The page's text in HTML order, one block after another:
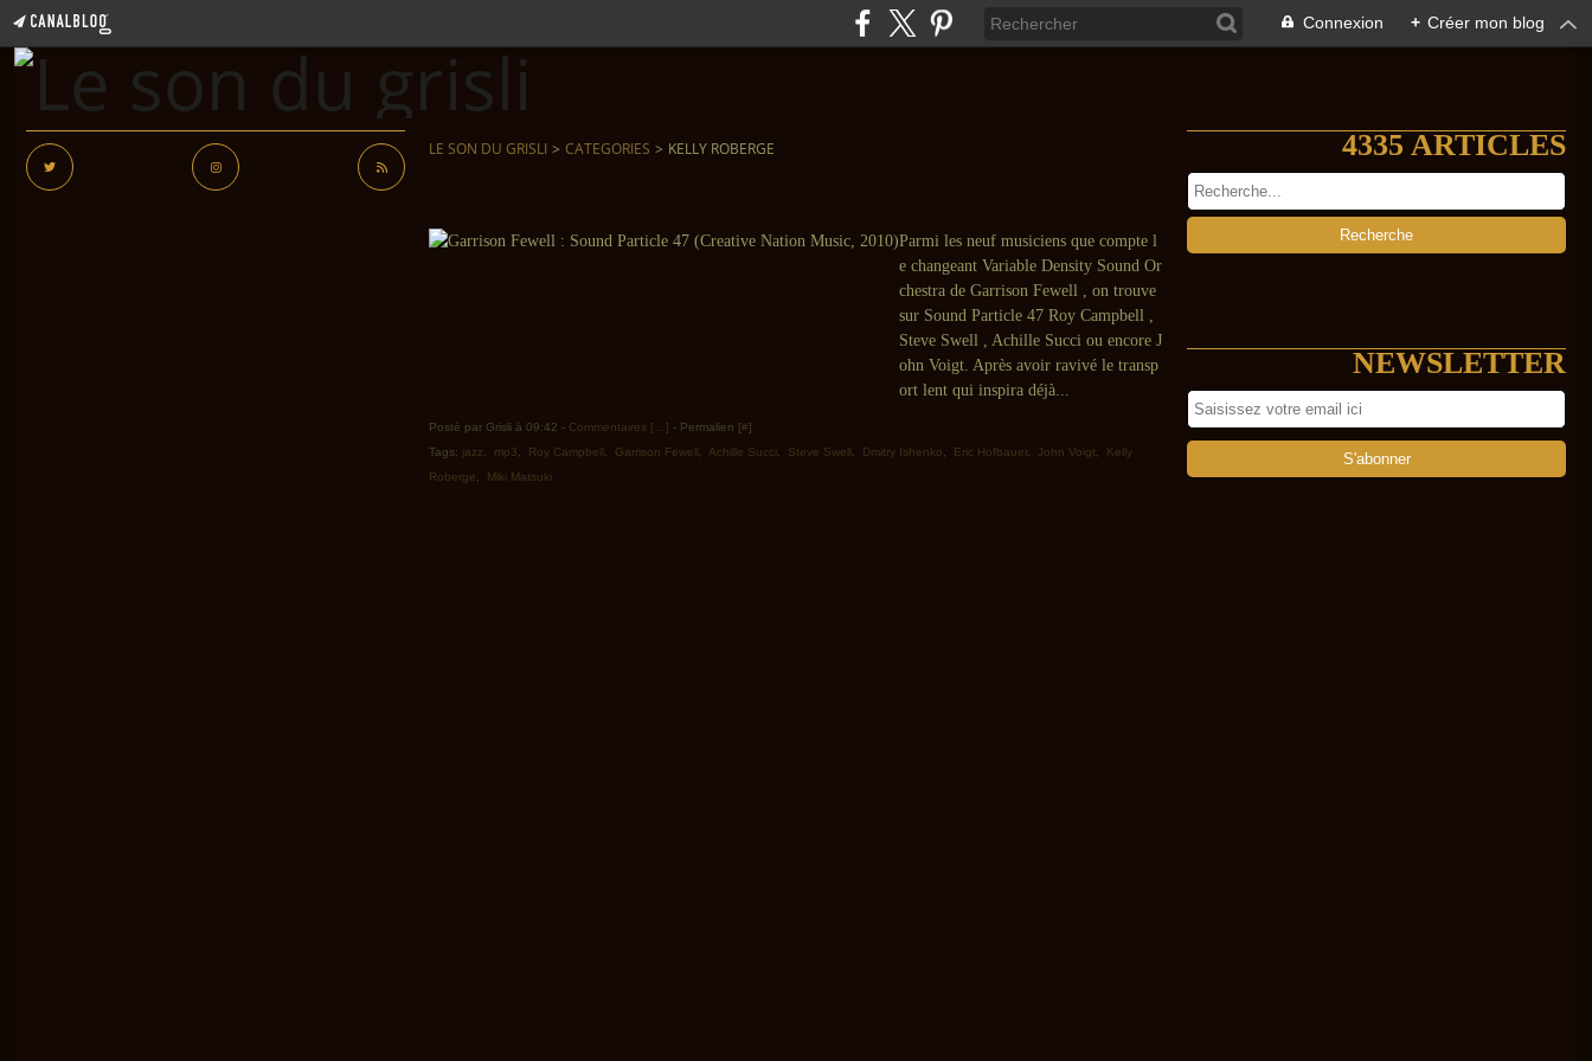
Connexion + Créer mon blog
LE SON DU GRISLI > CATEGORIES > KELLY ROBERGE
Parmi les neuf musiciens que compte l
e changeant Variable Density Sound Or
chestra de Garrison Fewell , on trouve
sur Sound Particle 47 Roy Campbell ,
Steve Swell , Achille Succi ou encore J
ohn Voigt. Après avoir ravivé le transp
ort lent qui inspira déjà...
Posté par Grisli à 09:42 - Commentaires [ ] - Permalien [#]
Tags: jazz mp3 Roy Campbell Garrison Fewell Achille Succi Steve Swell Dmitry Ishenko Eric Hofbauer, John Voigt
Kelly
Roberge
Miki Matsuki
4335 ARTICLES
NEWSLETTER